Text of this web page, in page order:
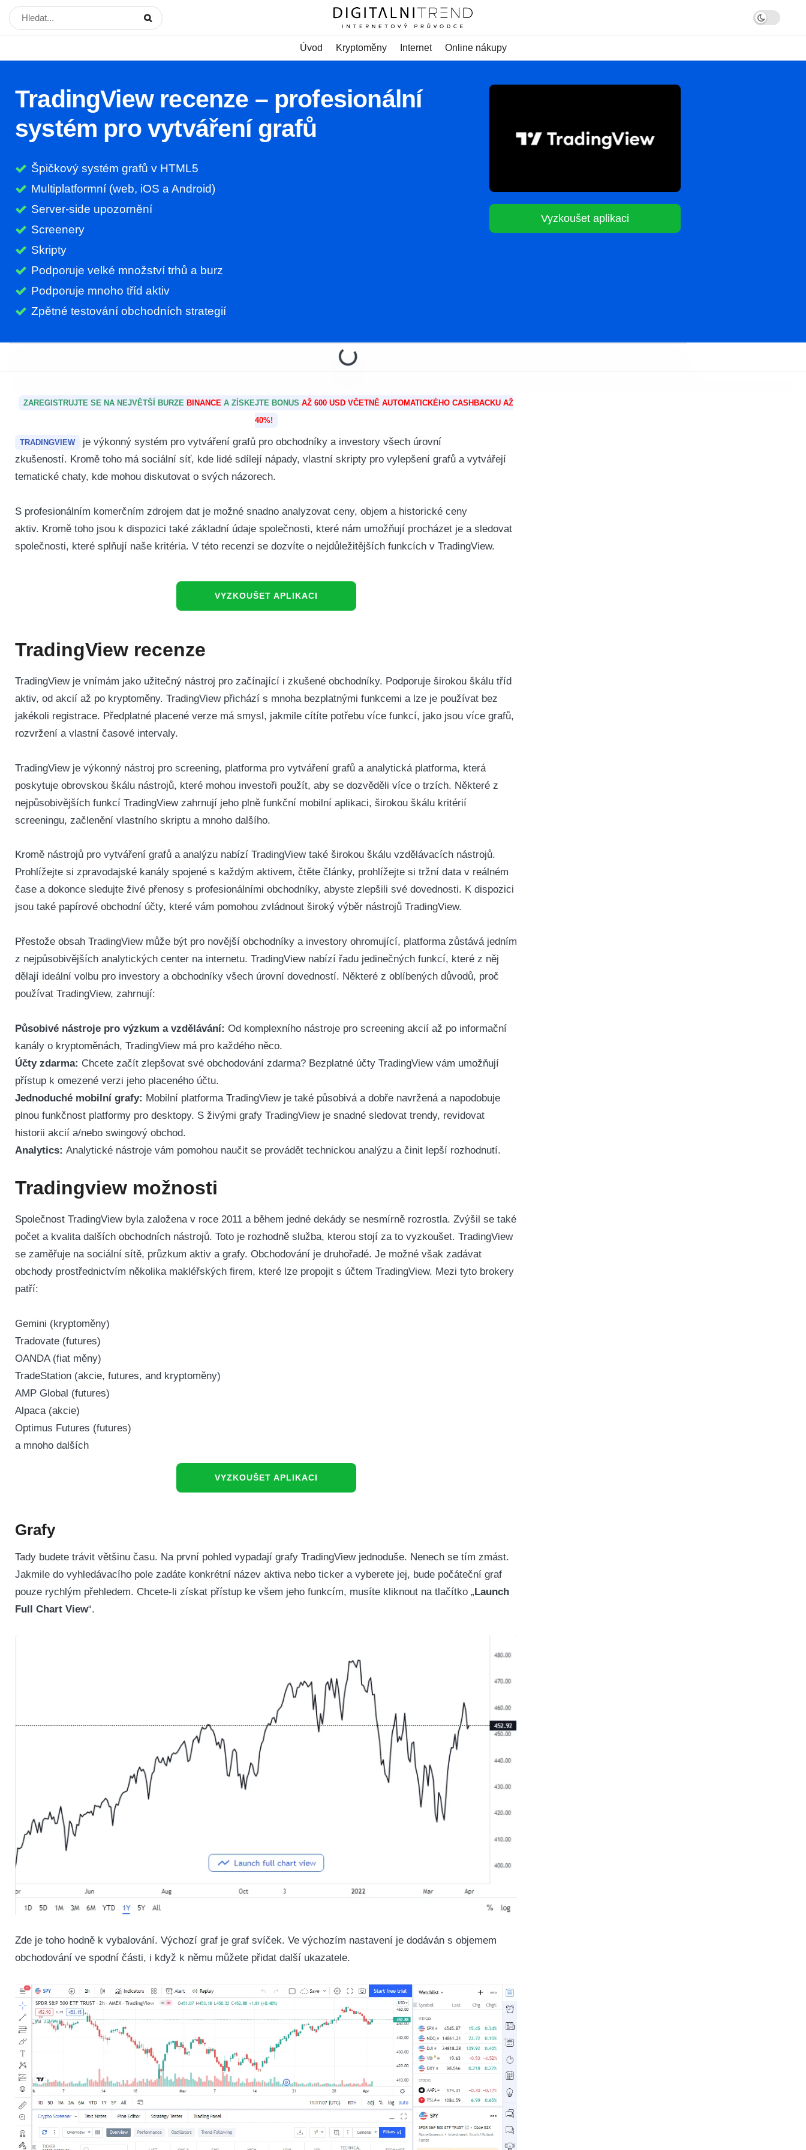
Úvod Kryptoměny Internet Online nákupy
TradingView recenze – profesionální
systém pro vytváření grafů
Špičkový systém grafů v HTML5
Multiplatformní (web, iOS a Android)
Server-side upozornění
Screenery
Skripty
Podporuje velké množství trhů a burz
Podporuje mnoho tříd aktiv
Zpětné testování obchodních strategií
Vyzkoušet aplikaci
ZAREGISTRUJTE SE NA NEJVĚTŠÍ BURZE BINANCE A ZÍSKEJTE BONUS AŽ 600 USD VČETNĚ AUTOMATICKÉHO CASHBACKU AŽ
40%!
TRADINGVIEW
je výkonný systém pro vytváření grafů pro obchodníky a investory všech úrovní
zkušeností. Kromě toho má sociální síť, kde lidé sdílejí nápady, vlastní skripty pro vylepšení grafů a vytvářejí
tematické chaty, kde mohou diskutovat o svých názorech.
S profesionálním komerčním zdrojem dat je možné snadno analyzovat ceny, objem a historické ceny
aktiv. Kromě toho jsou k dispozici také základní údaje společnosti, které nám umožňují procházet je a sledovat
společnosti, které splňují naše kritéria. V této recenzi se dozvíte o nejdůležitějších funkcích v TradingView.
VYZKOUŠET APLIKACI
TradingView recenze
TradingView je vnímám jako užitečný nástroj pro začínající i zkušené obchodníky. Podporuje širokou škálu tříd
aktiv, od akcií až po kryptoměny. TradingView přichází s mnoha bezplatnými funkcemi a lze je používat bez
jakékoli registrace. Předplatné placené verze má smysl, jakmile cítíte potřebu více funkcí, jako jsou více grafů,
rozvržení a vlastní časové intervaly.
TradingView je výkonný nástroj pro screening, platforma pro vytváření grafů a analytická platforma, která
poskytuje obrovskou škálu nástrojů, které mohou investoři použít, aby se dozvěděli více o trzích. Některé z
nejpůsobivějších funkcí TradingView zahrnují jeho plně funkční mobilní aplikaci, širokou škálu kritérií
screeningu, začlenění vlastního skriptu a mnoho dalšího.
Kromě nástrojů pro vytváření grafů a analýzu nabízí TradingView také širokou škálu vzdělávacích nástrojů.
Prohlížejte si zpravodajské kanály spojené s každým aktivem, čtěte články, prohlížejte si tržní data v reálném
čase a dokonce sledujte živé přenosy s profesionálními obchodníky, abyste zlepšili své dovednosti. K dispozici
jsou také papírové obchodní účty, které vám pomohou zvládnout široký výběr nástrojů TradingView.
Přestože obsah TradingView může být pro novější obchodníky a investory ohromující, platforma zůstává jedním
z nejpůsobivějších analytických center na internetu. TradingView nabízí řadu jedinečných funkcí, které z něj
dělají ideální volbu pro investory a obchodníky všech úrovní dovedností. Některé z oblíbených důvodů, proč
používat TradingView, zahrnují:
Působivé nástroje pro výzkum a vzdělávání: Od komplexního nástroje pro screening akcií až po informační
kanály o kryptoměnách, TradingView má pro každého něco.
Účty zdarma: Chcete začít zlepšovat své obchodování zdarma? Bezplatné účty TradingView vám umožňují
přístup k omezené verzi jeho placeného účtu.
Jednoduché mobilní grafy: Mobilní platforma TradingView je také působivá a dobře navržená a napodobuje
plnou funkčnost platformy pro desktopy. S živými grafy TradingView je snadné sledovat trendy, revidovat
historii akcií a/nebo swingový obchod.
Analytics: Analytické nástroje vám pomohou naučit se provádět technickou analýzu a činit lepší rozhodnutí.
Tradingview možnosti
Společnost TradingView byla založena v roce 2011 a během jedné dekády se nesmírně rozrostla. Zvýšil se také
počet a kvalita dalších obchodních nástrojů. Toto je rozhodně služba, kterou stojí za to vyzkoušet. TradingView
se zaměřuje na sociální sítě, průzkum aktiv a grafy. Obchodování je druhořadé. Je možné však zadávat
obchody prostřednictvím několika makléřských firem, které lze propojit s účtem TradingView. Mezi tyto brokery
patří:
Gemini (kryptoměny)
Tradovate (futures)
OANDA (fiat měny)
TradeStation (akcie, futures, and kryptoměny)
AMP Global (futures)
Alpaca (akcie)
Optimus Futures (futures)
a mnoho dalších
VYZKOUŠET APLIKACI
Grafy
Tady budete trávit většinu času. Na první pohled vypadají grafy TradingView jednoduše. Nenech se tím zmást.
Jakmile do vyhledávacího pole zadáte konkrétní název aktiva nebo ticker a vyberete jej, bude počáteční graf
pouze rychlým přehledem. Chcete-li získat přístup ke všem jeho funkcím, musíte kliknout na tlačítko „Launch
Full Chart View“.
Zde je toho hodně k vybalování. Výchozí graf je graf svíček. Ve výchozím nastavení je dodáván s objemem
obchodování ve spodní části, i když k němu můžete přidat další ukazatele.